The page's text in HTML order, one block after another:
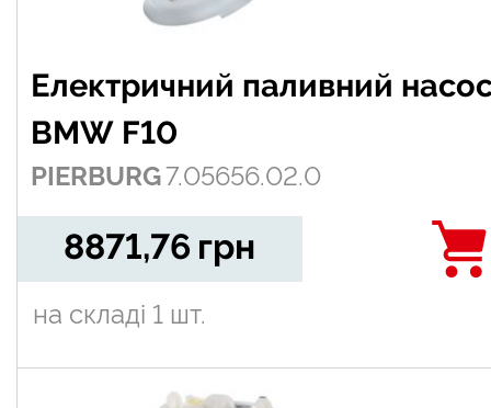
Електричний паливний
BMW F10
PIERBURG7.05656.02.0
8871,76 грн
на складі 1 шт.